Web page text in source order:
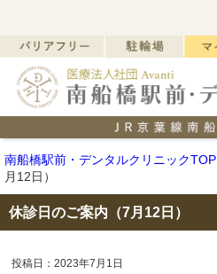
南船橋駅前・デンタルクリニックTOP
月12日）
休診日のご案内（7月12日）
投稿日：2023年7月1日